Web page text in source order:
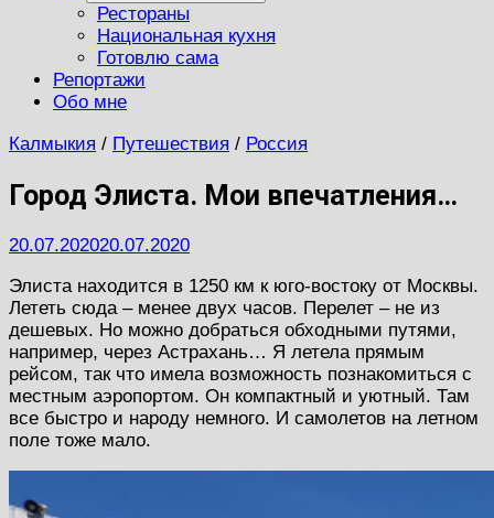
Рестораны
Национальная кухня
Готовлю сама
Репортажи
Обо мне
Калмыкия / Путешествия / Россия
Город Элиста. Мои впечатления…
20.07.202020.07.2020
Элиста находится в 1250 км к юго-востоку от Москвы.
Лететь сюда – менее двух часов. Перелет – не из
дешевых. Но можно добраться обходными путями,
например, через Астрахань… Я летела прямым
рейсом, так что имела возможность познакомиться с
местным аэропортом. Он компактный и уютный. Там
все быстро и народу немного. И самолетов на летном
поле тоже мало.